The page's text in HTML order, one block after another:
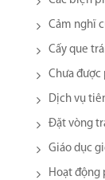
Cảm nghĩ
Cấy que
Chưa được
Dịch vụ
Đặt vòng
Giáo dục
Hoạt động